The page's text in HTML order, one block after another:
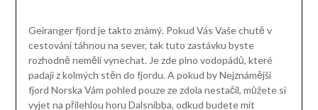
Geiranger fjord je takto známý. Pokud Vás Vaše chutě v
cestování táhnou na sever, tak tuto zastávku byste
rozhodně neměli vynechat. Je zde plno vodopádů, které
padají z kolmých stěn do fjordu. A pokud by Nejznámější
fjord Norska Vám pohled pouze ze zdola nestačil, můžete si
vyjet na přilehlou horu Dalsnibba, odkud budete mít